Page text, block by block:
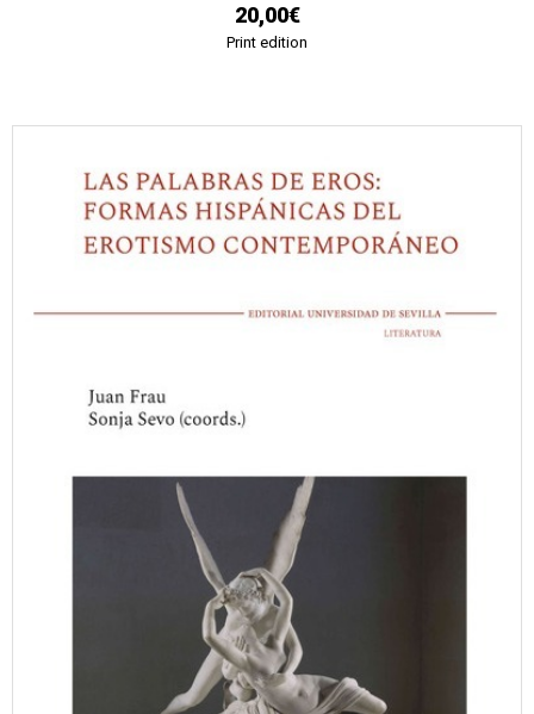
20,00€
Print edition